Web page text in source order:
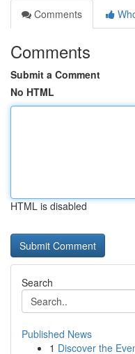
Comments
Comments
Submit a Comment
No HTML
HTML is disabled
Search
Published News
1 Discover the